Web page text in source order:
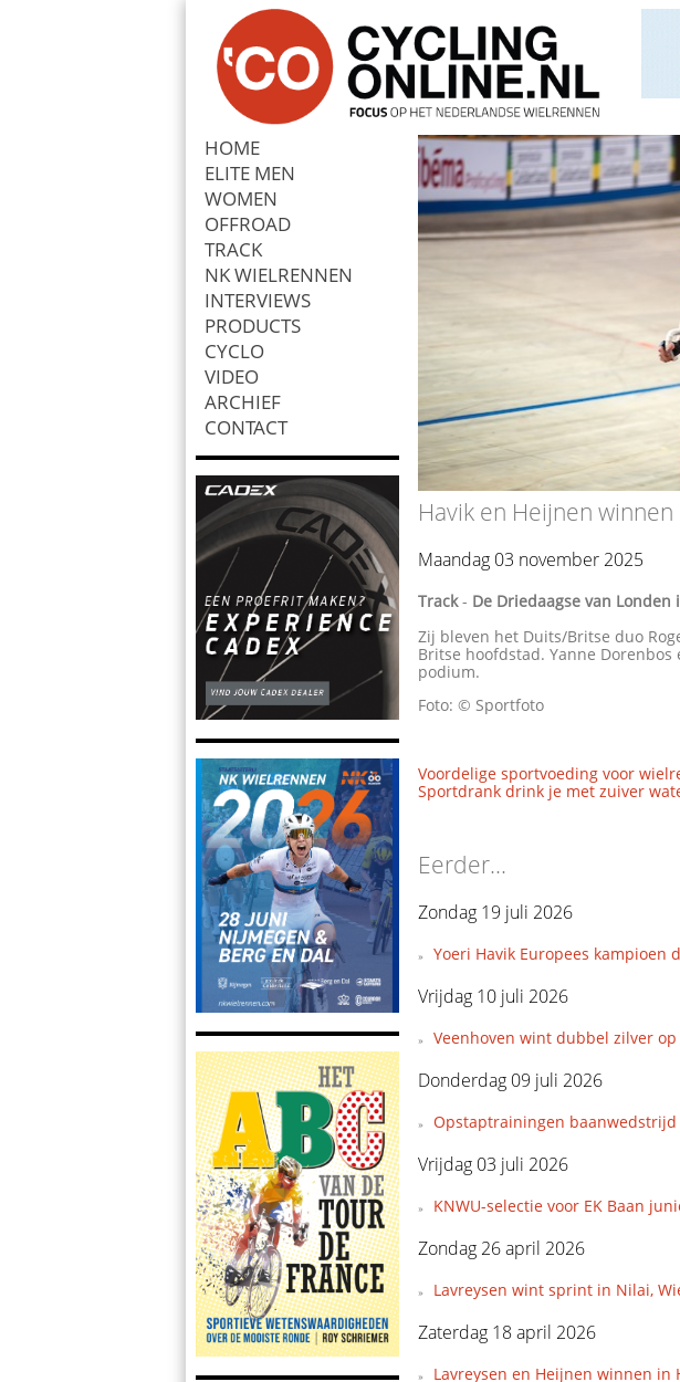
HOME
ELITE MEN
WOMEN
OFFROAD
TRACK
NK WIELRENNEN
INTERVIEWS
PRODUCTS
CYCLO
VIDEO
ARCHIEF
CONTACT
Zoek
Havik en Heijnen
Maandag 03 november 2025
Track- De Driedaagse van
Zij bleven het Duits/Britse duo
Britse hoofdstad. Yanne
podium.
Foto: © Sportfoto
Voordelige sportvoeding voor
Sportdrank drink je met zuiver
Eerder...
Zondag 19 juli 2026
Yoeri Havik Europees kampioen
Vrijdag 10 juli 2026
Veenhoven wint dubbel zilver op
Donderdag 09 juli 2026
Opstaptrainingen baanwedstrijd
Vrijdag 03 juli 2026
KNWU-selectie voor EK Baan
Zondag 26 april 2026
Lavreysen wint sprint in Nilai,
Zaterdag 18 april 2026
Lavreysen en Heijnen winnen in